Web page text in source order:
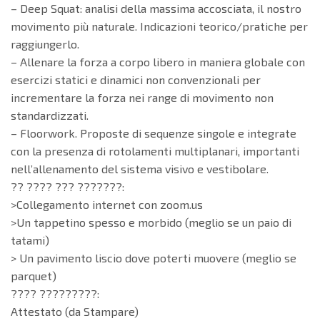
– Deep Squat: analisi della massima accosciata, il nostro
movimento più naturale. Indicazioni teorico/pratiche per
raggiungerlo.
– Allenare la forza a corpo libero in maniera globale con
esercizi statici e dinamici non convenzionali per
incrementare la forza nei range di movimento non
standardizzati.
– Floorwork. Proposte di sequenze singole e integrate
con la presenza di rotolamenti multiplanari, importanti
nell’allenamento del sistema visivo e vestibolare.
?? ???? ??? ???????:
>Collegamento internet con zoom.us
>Un tappetino spesso e morbido (meglio se un paio di
tatami)
> Un pavimento liscio dove poterti muovere (meglio se
parquet)
???? ?????????:
Attestato (da Stampare)